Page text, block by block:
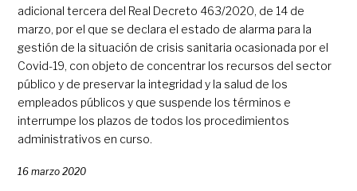
adicional tercera del Real Decreto 463/2020, de 14 de
marzo, por el que se declara el estado de alarma para la
gestión de la situación de crisis sanitaria ocasionada por el
Covid-19, con objeto de concentrar los recursos del sector
público y de preservar la integridad y la salud de los
empleados públicos y que suspende los términos e
interrumpe los plazos de todos los procedimientos
administrativos en curso.
16 marzo 2020